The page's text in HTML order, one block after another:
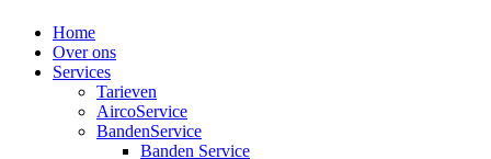
Home
Over ons
Services
Tarieven
AircoService
BandenService
Banden Service